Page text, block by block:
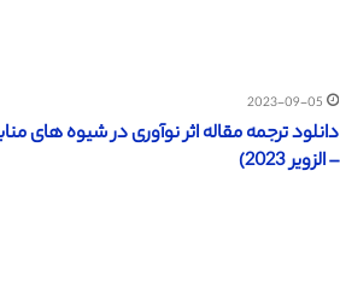
2023-09-05
– الزویر 2023)